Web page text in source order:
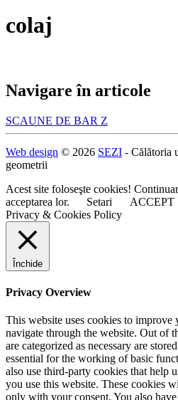
colaj
Navigare în articole
SCAUNE DE BAR Z
Web design © 2026 SEZI - Călătoria
geometrii
Acest site foloseşte cookies!
acceptarea lor.
Setari
ACCEPT
Privacy & Cookies Policy
Închide
Privacy Overview
This website uses cookies to
navigate through the website. Out of
are categorized as necessary are
essential for the working of basic
also use third-party cookies that help
you use this website. These cookies
only with your consent. You also